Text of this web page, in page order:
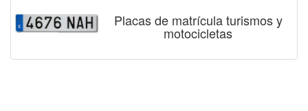
Placas de matrícula turismos y
motocicletas